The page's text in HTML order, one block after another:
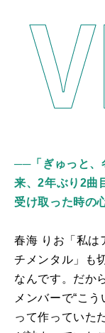
──「ぎゅっと、
来、2年ぶり2曲
受け取った時の
春海 りお「私は
チメンタル」も
なんです。だか
メンバーで“こ
って作っていた